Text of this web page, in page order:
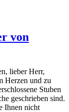
von
lieber Herr,
Herzen und zu
Stuben
geschrieben sind.
Ihnen nicht